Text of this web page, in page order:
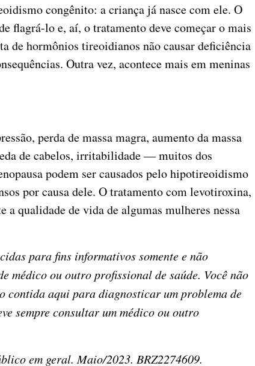
congênito: a criança já nasce com ele. O
flagrá-lo e, aí, o tratamento deve começar o mais
de hormônios tireoidianos não causar deficiência
Outra vez, acontece mais em meninas
perda de massa magra, aumento da massa
de cabelos, irritabilidade — muitos dos
podem ser causados pelo hipotireoidismo
por causa dele. O tratamento com levotiroxina,
a qualidade de vida de algumas mulheres nessa
para fins informativos somente e não
médico ou outro profissional de saúde. Você não
contida aqui para diagnosticar um problema de
sempre consultar um médico ou outro
em geral. Maio/2023. BRZ2274609.